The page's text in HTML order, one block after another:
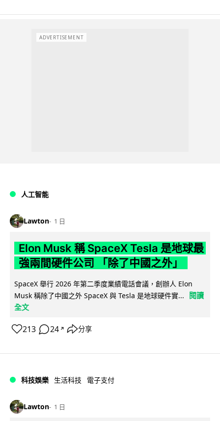
ADVERTISEMENT
人工智能
Lawton 1 日
Elon Musk 稱 SpaceX Tesla 是地球最
強兩間硬件公司 「除了中國之外」
SpaceX 舉行 2026 年第二季度業績電話會議，創辦人 Elon
Musk 稱除了中國之外 SpaceX 與 Tesla 是地球硬件實...
閱讀
全文
213 24 ↗ 分享
科技娛樂 生活科技 電子支付
Lawton 1 日